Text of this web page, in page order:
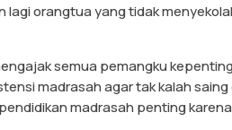
lagi orangtua yang tidak
semua pemangku
madrasah agar tak kalah
madrasah penting